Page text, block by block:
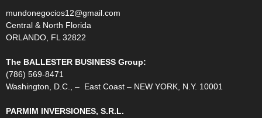
mundonegocios12@gmail.com
Central & North Florida
ORLANDO, FL 32822
The BALLESTER BUSINESS Group:
(786) 569-8471
Washington, D.C., – East Coast – NEW YORK, N.Y. 10001
PARMIM INVERSIONES, S.R.L.